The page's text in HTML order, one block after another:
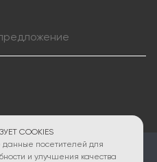
COOKIES
посетителей для
и улучшения качества